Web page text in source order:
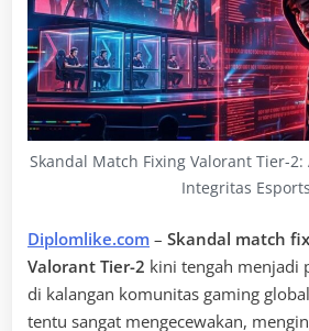
Skandal Match Fixing Valorant Tier-
Integritas Esports
Diplomlike.com – Skandal match
Valorant Tier-2 kini tengah menjadi
di kalangan komunitas gaming
tentu sangat mengecewakan,